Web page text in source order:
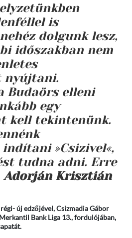
is
dolgunk lesz,
időszakban nem
nyújtani.
Budaörs elleni
egy
kell tekintenünk.
»Csizivel«,
tudna adni. Erre
Adorján Krisztián
új edzőjével, Csizmadia Gábor
Bank Liga 13., fordulójában,